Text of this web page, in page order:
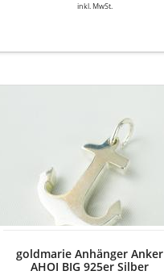
inkl. MwSt.
goldmarie Anhänger Anker
AHOI BIG 925er Silber